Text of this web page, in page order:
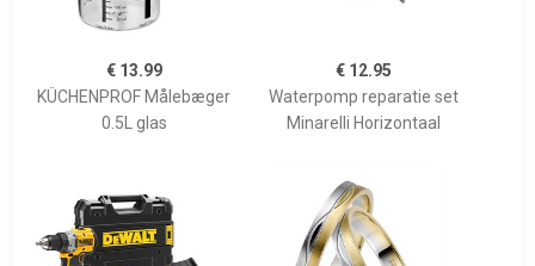
€ 13.99
KÜCHENPROF Målebæger
0.5L glas
€ 12.95
Waterpomp reparatie set
Minarelli Horizontaal